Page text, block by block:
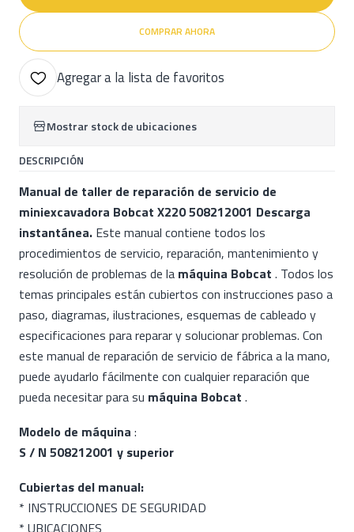
COMPRAR AHORA
Agregar a la lista de favoritos
Mostrar stock de ubicaciones
DESCRIPCIÓN
Manual de taller de reparación de servicio de
miniexcavadora Bobcat X220 508212001 Descarga
instantánea. Este manual contiene todos los
procedimientos de servicio, reparación, mantenimiento y
resolución de problemas de la máquina Bobcat . Todos los
temas principales están cubiertos con instrucciones paso a
paso, diagramas, ilustraciones, esquemas de cableado y
especificaciones para reparar y solucionar problemas. Con
este manual de reparación de servicio de fábrica a la mano,
puede ayudarlo fácilmente con cualquier reparación que
pueda necesitar para su máquina Bobcat .
Modelo de máquina :
S / N 508212001 y superior
Cubiertas del manual:
* INSTRUCCIONES DE SEGURIDAD
* UBICACIONES